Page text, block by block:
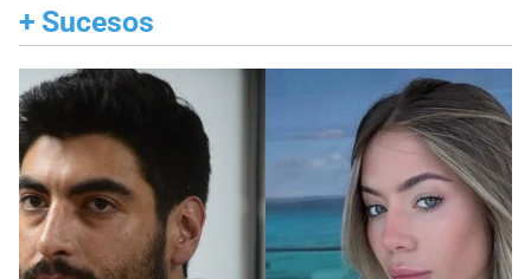
+ Sucesos